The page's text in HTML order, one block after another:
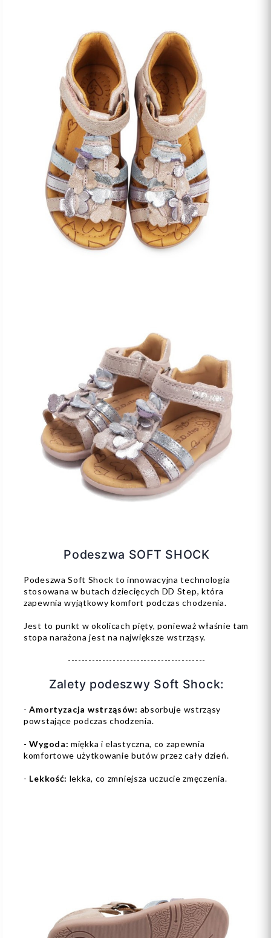
Podeszwa SOFT SHOCK
Podeszwa Soft Shock to innowacyjna technologia
stosowana w butach dziecięcych DD Step, która
zapewnia wyjątkowy komfort podczas chodzenia.
Jest to punkt w okolicach pięty, ponieważ właśnie tam
stopa narażona jest na największe wstrząsy.
----------------------------------------
Zalety podeszwy Soft Shock:
-Amortyzacja wstrząsów: absorbuje wstrząsy
powstające podczas chodzenia.
-Wygoda: miękka i elastyczna, co zapewnia
komfortowe użytkowanie butów przez cały dzień.
- Lekkość: lekka, co zmniejsza uczucie zmęczenia.